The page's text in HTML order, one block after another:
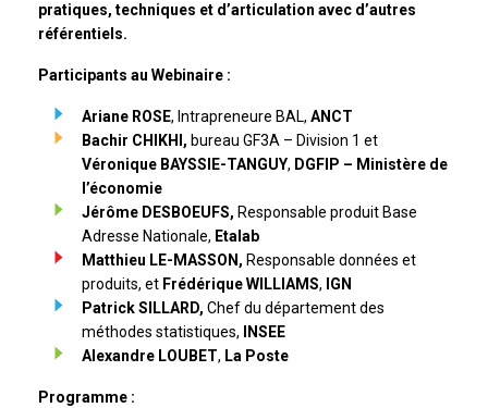
pratiques, techniques et d’articulation avec d’autres
référentiels.
Participants au Webinaire :
Ariane ROSE, Intrapreneure BAL, ANCT
Bachir CHIKHI, bureau GF3A – Division 1 et
Véronique BAYSSIE-TANGUY, DGFIP – Ministère de
l’économie
Jérôme DESBOEUFS, Responsable produit Base
Adresse Nationale, Etalab
Matthieu LE-MASSON, Responsable données et
produits, et Frédérique WILLIAMS, IGN
Patrick SILLARD, Chef du département des
méthodes statistiques,
INSEE
Alexandre LOUBET, La Poste
Programme :